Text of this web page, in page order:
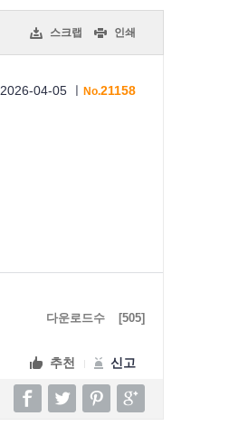
스크랩 인쇄
2026-04-05 ㅣ No.21158
다운로드수 [505]
추천 신고